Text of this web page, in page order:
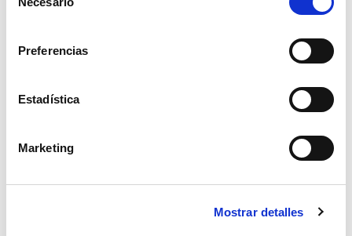
Preferencias
Estadística
Marketing
Mostrar detalles
tensor de cadena 08-10mm